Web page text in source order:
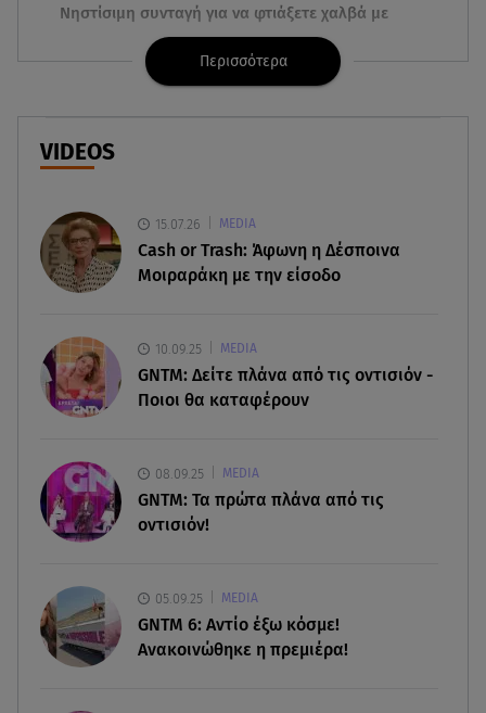
Νηστίσιμη συνταγή για να φτιάξετε χαλβά με
σοκολάτα και πορτοκάλι
Φωτιά Αττικοβοιωτία: Απελευθερώθηκε ενέργεια
BMW: Οι πωλήσεις και η συμφωνία με τους
εργαζόμενους
08.08.26 , 09:03
08.08.26 , 08:47
Καιρός Δεκαπενταύγουστος: Βοριάδες έως 9
μποφόρ και πτώση θερμοκρασίας
08.08.26 , 03:00
Εορτολόγιο: Ποιοι γιορτάζουν στις 8 Αυγούστου
Περισσότερα
VIDEOS
15.07.26 MEDIA
Cash or Trash: Άφωνη η Δέσποινα
Μοιραράκη με την είσοδο
10.09.25 MEDIA
GNTM: Δείτε πλάνα από τις οντισιόν -
Ποιοι θα καταφέρουν
08.09.25 MEDIA
GNTM: Τα πρώτα πλάνα από τις
οντισιόν!
05.09.25 MEDIA
GNTM 6: Αντίο έξω κόσμε!
Ανακοινώθηκε η πρεμιέρα!